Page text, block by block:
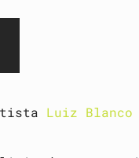
Luiz Blanco